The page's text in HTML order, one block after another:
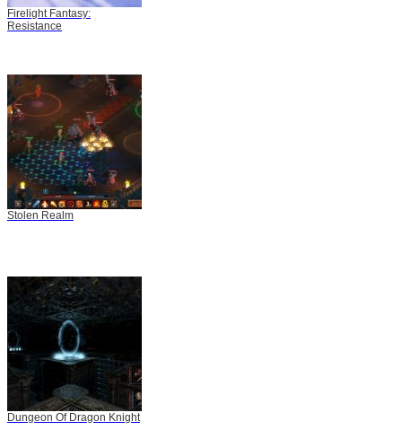
Firelight Fantasy:
Resistance
Stolen Realm
Dungeon Of Dragon Knight